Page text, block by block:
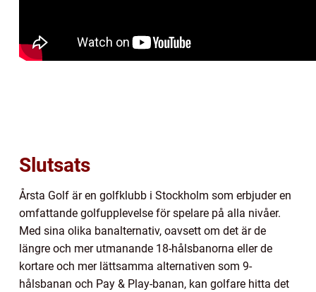
Slutsats
Årsta Golf är en golfklubb i Stockholm som erbjuder en
omfattande golfupplevelse för spelare på alla nivåer.
Med sina olika banalternativ, oavsett om det är de
längre och mer utmanande 18-hålsbanorna eller de
kortare och mer lättsamma alternativen som 9-
hålsbanan och Pay & Play-banan, kan golfare hitta det